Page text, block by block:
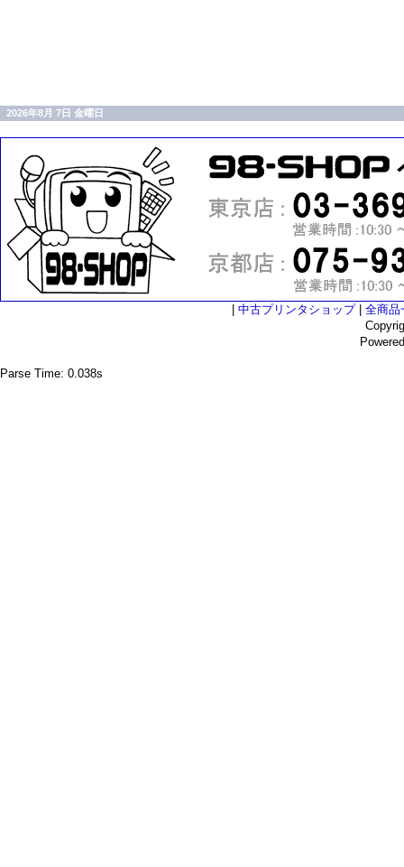
2026年8月 7日 金曜日
中古プリンタショップ| 全商品
Parse Time: 0.038s